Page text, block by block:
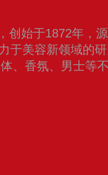
创始于1872年，
于美容新领域的
、香氛、男士等